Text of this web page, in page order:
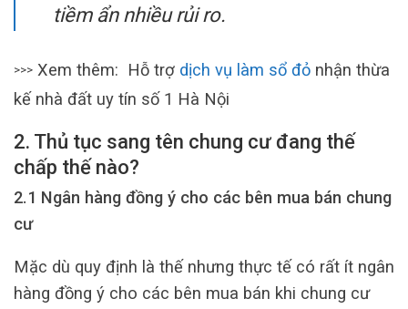
tiềm ẩn nhiều rủi ro.
>>> Xem thêm: Hỗ trợ dịch vụ làm sổ đỏ nhận thừa
kế nhà đất uy tín số 1 Hà Nội
2. Thủ tục sang tên chung cư đang thế
chấp thế nào?
2.1 Ngân hàng đồng ý cho các bên mua bán chung
cư
Mặc dù quy định là thế nhưng thực tế có rất ít ngân
hàng đồng ý cho các bên mua bán khi chung cư